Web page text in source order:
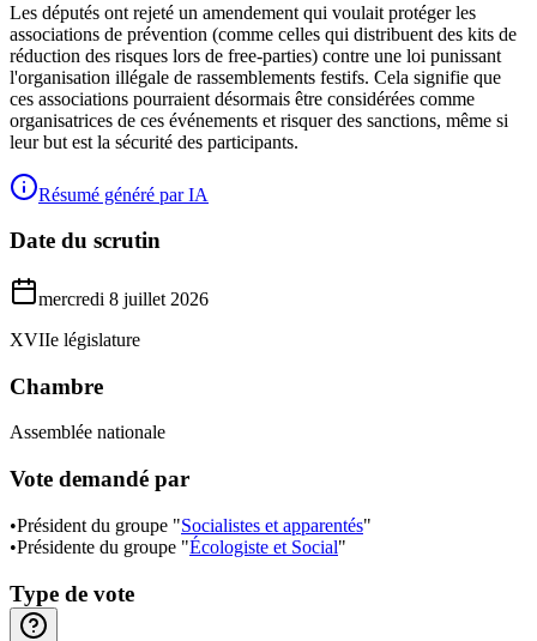
Les députés ont rejeté un amendement qui voulait protéger les
associations de prévention (comme celles qui distribuent des kits de
réduction des risques lors de free-parties) contre une loi punissant
l'organisation illégale de rassemblements festifs. Cela signifie que
ces associations pourraient désormais être considérées comme
organisatrices de ces événements et risquer des sanctions, même si
leur but est la sécurité des participants.
Résumé généré par IA
Date du scrutin
mercredi 8 juillet 2026
XVIIe législature
Chambre
Assemblée nationale
Vote demandé par
•Président du groupe "Socialistes et apparentés"
•Présidente du groupe "Écologiste et Social"
Type de vote